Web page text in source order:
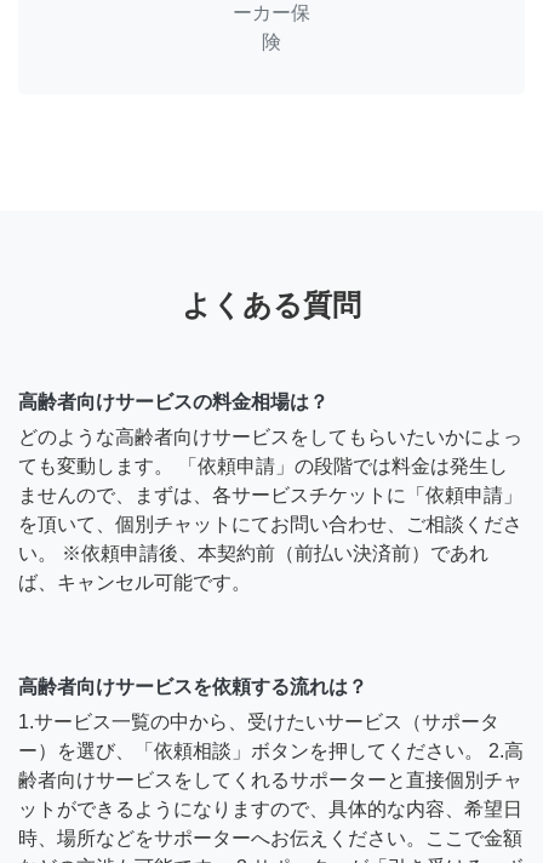
ーカー保
険
よくある質問
高齢者向けサービスの料金相場は？
どのような高齢者向けサービスをしてもらいたいかによっ
ても変動します。 「依頼申請」の段階では料金は発生し
ませんので、まずは、各サービスチケットに「依頼申請」
を頂いて、個別チャットにてお問い合わせ、ご相談くださ
い。 ※依頼申請後、本契約前（前払い決済前）であれ
ば、キャンセル可能です。
高齢者向けサービスを依頼する流れは？
1.サービス一覧の中から、受けたいサービス（サポータ
ー）を選び、「依頼相談」ボタンを押してください。 2.高
齢者向けサービスをしてくれるサポーターと直接個別チャ
ットができるようになりますので、具体的な内容、希望日
時、場所などをサポーターへお伝えください。ここで金額